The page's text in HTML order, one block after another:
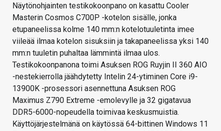
Näytönohjainten testikokoonpano on kasattu Cooler
Masterin Cosmos C700P -kotelon sisälle, jonka
etupaneelissa kolme 140 mm:n kotelotuuletinta imee
viileää ilmaa kotelon sisuksiin ja takapaneelissa yksi 140
mm:n tuuletin puhaltaa lämmintä ilmaa ulos.
Testikokoonpanona toimi Asuksen ROG Ruyjin II 360 AIO
-nestekierrolla jäähdytetty Intelin 24-ytiminen Core i9-
13900K -prosessori asennettuna Asuksen ROG
Maximus Z790 Extreme -emolevylle ja 32 gigatavua
DDR5-6000-nopeudella toimivaa keskusmuistia.
Käyttöjärjestelmänä on käytössä 64-bittinen Windows 11